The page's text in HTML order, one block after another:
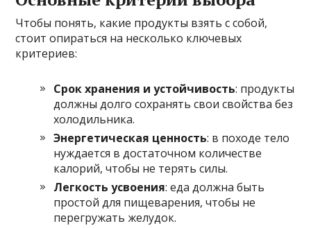
Чтобы понять, какие продукты взять с собой,
стоит опираться на несколько ключевых
критериев:
Срок хранения и устойчивость: продукты
должны долго сохранять свои свойства без
холодильника.
Энергетическая ценность: в походе тело
нуждается в достаточном количестве
калорий, чтобы не терять силы.
Легкость усвоения: еда должна быть
простой для пищеварения, чтобы не
перегружать желудок.